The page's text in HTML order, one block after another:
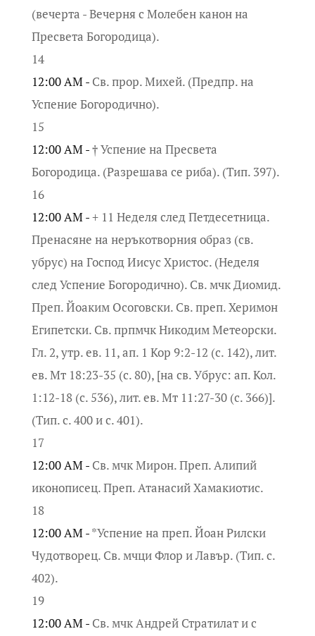
(вечерта - Вечерня с Молебен канон на
Пресвета Богородица).
14
12:00 AM - Св. прор. Михей. (Предпр. на
Успение Богородично).
15
12:00 AM -† Успение на Пресвета
Богородица. (Разрешава се риба). (Тип. 397).
16
12:00 AM -+ 11 Неделя след Петдесетница.
Пренасяне на неръкотворния образ (св.
убрус) на Господ Иисус Христос. (Неделя
след Успение Богородично). Св. мчк Диомид.
Преп. Йоаким Осоговски. Св. преп. Херимон
Египетски. Св. прпмчк Никодим Метеорски.
Гл. 2, утр. ев. 11, ап. 1 Кор 9:2-12 (с. 142), лит.
ев. Мт 18:23-35 (с. 80), [на св. Убрус: ап. Кол.
1:12-18 (с. 536), лит. ев. Мт 11:27-30 (с. 366)].
(Тип. с. 400 и с. 401).
17
12:00 AM - Св. мчк Мирон. Преп. Алипий
иконописец. Преп. Атанасий Хамакиотис.
18
12:00 AM -*Успение на преп. Йоан Рилски
Чудотворец. Св. мчци Флор и Лавър. (Тип. с.
402).
19
12:00 AM - Св. мчк Андрей Стратилат и с